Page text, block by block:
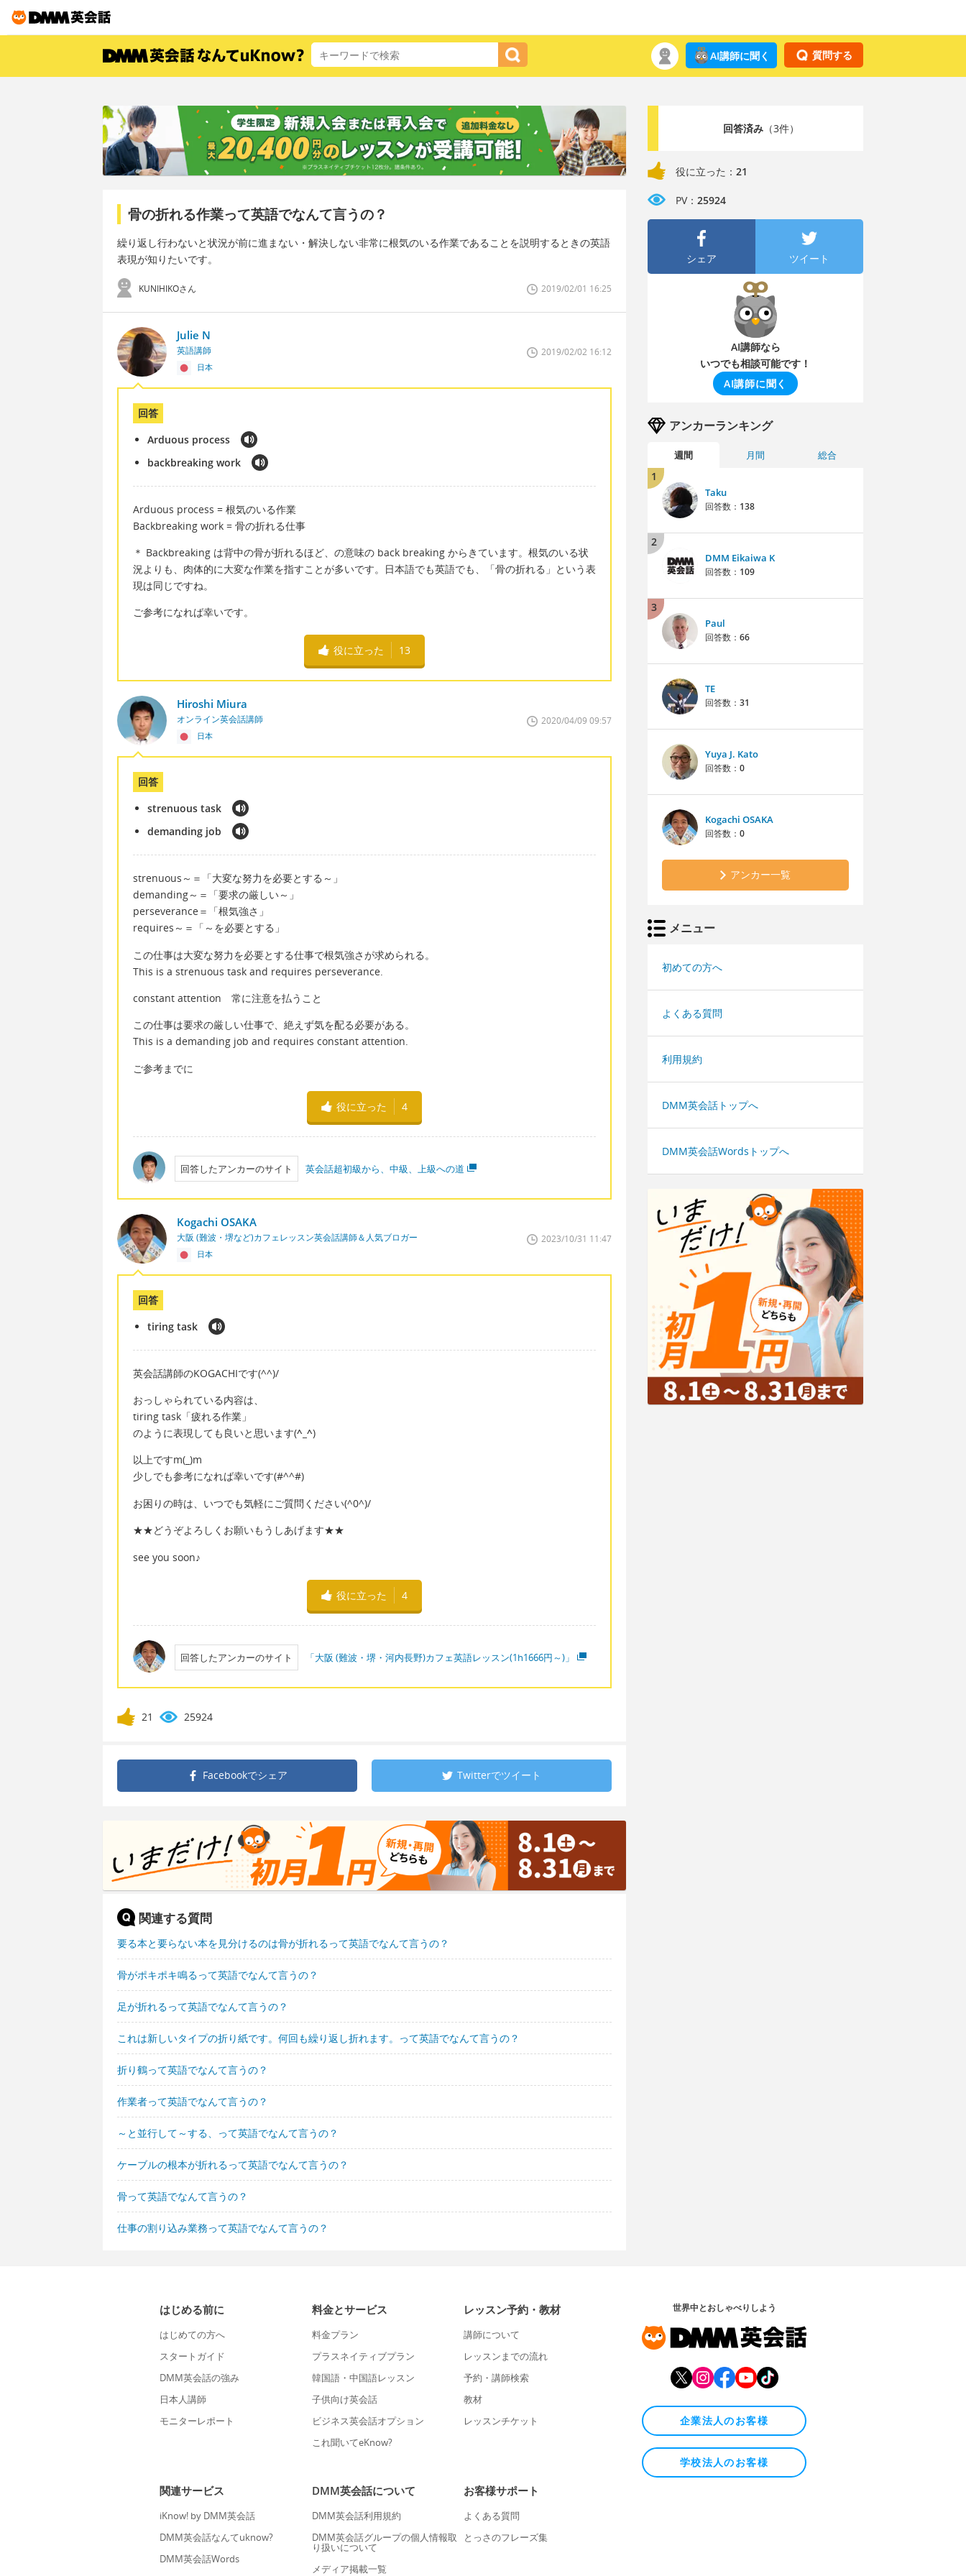
質問する
AI講師に聞く
骨の折れる作業って英語でなんて言うの？
繰り返し行わないと状況が前に進まない・解決しない非常に根気のいる作業であることを説明するときの英語
表現が知りたいです。
KUNIHIKOさん 2019/02/01 16:25
Julie N
英語講師
日本
2019/02/02 16:12
回答
Arduous process
backbreaking work
Arduous process = 根気のいる作業
Backbreaking work = 骨の折れる仕事
＊ Backbreaking は背中の骨が折れるほど、の意味の back breaking からきています。根気のいる状
況よりも、肉体的に大変な作業を指すことが多いです。日本語でも英語でも、「骨の折れる」という表
現は同じですね。
ご参考になれば幸いです。
役に立った 13
Hiroshi Miura
オンライン英会話講師
日本
2020/04/09 09:57
回答
strenuous task
demanding job
strenuous～＝「大変な努力を必要とする～」
demanding～＝「要求の厳しい～」
perseverance＝「根気強さ」
requires～＝「～を必要とする」
この仕事は大変な努力を必要とする仕事で根気強さが求められる。
This is a strenuous task and requires perseverance.
constant attention 常に注意を払うこと
この仕事は要求の厳しい仕事で、絶えず気を配る必要がある。
This is a demanding job and requires constant attention.
ご参考までに
役に立った 4
回答したアンカーのサイト 英会話超初級から、中級、上級への道
Kogachi OSAKA
大阪 (難波・堺など)カフェレッスン英会話講師＆人気ブロガー
日本
2023/10/31 11:47
回答
tiring task
英会話講師のKOGACHIです(^^)/
おっしゃられている内容は、
tiring task「疲れる作業」
のように表現しても良いと思います(^_^)
以上ですm(_)m
少しでも参考になれば幸いです(#^^#)
お困りの時は、いつでも気軽にご質問ください(^0^)/
★★どうぞよろしくお願いもうしあげます★★
see you soon♪
役に立った 4
回答したアンカーのサイト 「大阪 (難波・堺・河内長野)カフェ英語レッスン(1h1666円～)」
21 25924
Facebookでシェア Twitterでツイート
関連する質問
要る本と要らない本を見分けるのは骨が折れるって英語でなんて言うの？
骨がポキポキ鳴るって英語でなんて言うの？
足が折れるって英語でなんて言うの？
これは新しいタイプの折り紙です。何回も繰り返し折れます。って英語でなんて言うの？
折り鶴って英語でなんて言うの？
作業者って英語でなんて言うの？
～と並行して～する、って英語でなんて言うの？
ケーブルの根本が折れるって英語でなんて言うの？
骨って英語でなんて言うの？
仕事の割り込み業務って英語でなんて言うの？
回答済み（3件）
役に立った： 21
PV： 25924
シェア ツイート
AI講師なら
いつでも相談可能です！
AI講師に聞く
アンカーランキング
週間 月間 総合
1
Taku
回答数： 138
2
DMM Eikaiwa K
回答数： 109
3
Paul
回答数： 66
TE
回答数： 31
Yuya J. Kato
回答数： 0
Kogachi OSAKA
回答数： 0
アンカー一覧
メニュー
初めての方へ
よくある質問
利用規約
DMM英会話トップへ
DMM英会話Wordsトップへ
はじめる前に
はじめての方へ
スタートガイド
DMM英会話の強み
日本人講師
モニターレポート
料金とサービス
料金プラン
プラスネイティブプラン
韓国語・中国語レッスン
子供向け英会話
ビジネス英会話オプション
これ聞いてeKnow?
レッスン予約・教材
講師について
レッスンまでの流れ
予約・講師検索
教材
レッスンチケット
関連サービス
iKnow! by DMM英会話
DMM英会話なんてuknow?
DMM英会話Words
DMM英会話について
DMM英会話利用規約
DMM英会話グループの個人情報取
り扱いについて
メディア掲載一覧
お客様サポート
よくある質問
とっさのフレーズ集
世界中とおしゃべりしよう
企業法人のお客様
学校法人のお客様